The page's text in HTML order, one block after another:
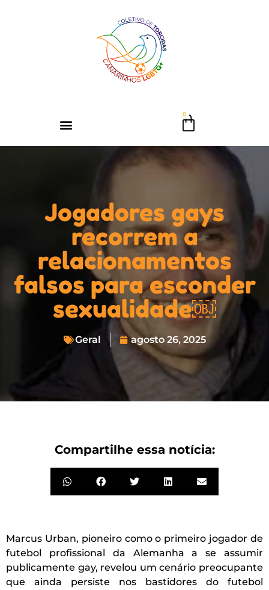
Jogadores gays
recorrem a
relacionamentos
falsos para esconder
sexualidade￼
Geral agosto 26, 2025
Compartilhe essa notícia:
Marcus Urban, pioneiro como o primeiro jogador de
futebol profissional da Alemanha a se assumir
publicamente gay, revelou um cenário preocupante
que ainda persiste nos bastidores do futebol